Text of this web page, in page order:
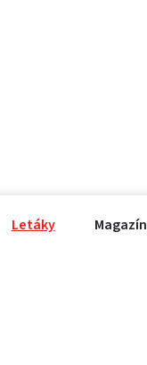
Letáky Magazín